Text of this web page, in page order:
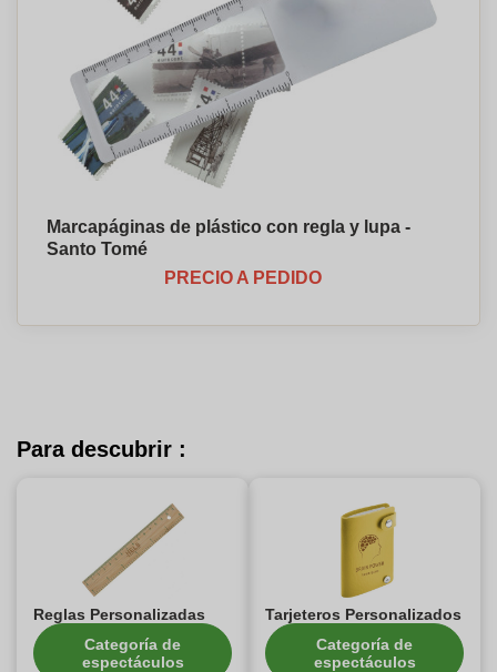
Marcapáginas de plástico con regla y lupa -
Santo Tomé
PRECIO A PEDIDO
Para descubrir :
Reglas Personalizadas
Categoría de
espectáculos
Tarjeteros Personalizados
Categoría de
espectáculos